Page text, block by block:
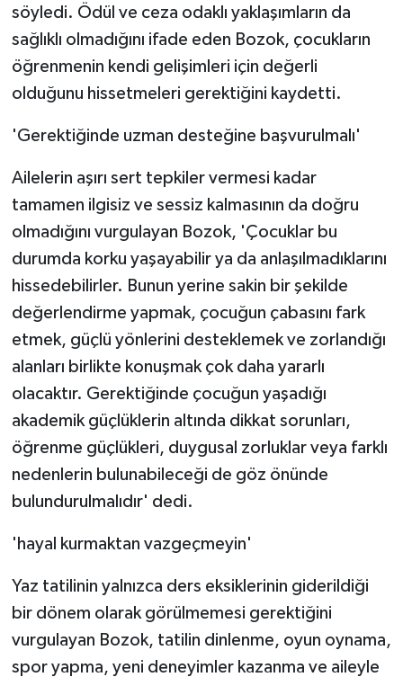
söyledi. Ödül ve ceza odaklı yaklaşımların da
sağlıklı olmadığını ifade eden Bozok, çocukların
öğrenmenin kendi gelişimleri için değerli
olduğunu hissetmeleri gerektiğini kaydetti.
'Gerektiğinde uzman desteğine başvurulmalı'
Ailelerin aşırı sert tepkiler vermesi kadar
tamamen ilgisiz ve sessiz kalmasının da doğru
olmadığını vurgulayan Bozok, 'Çocuklar bu
durumda korku yaşayabilir ya da anlaşılmadıklarını
hissedebilirler. Bunun yerine sakin bir şekilde
değerlendirme yapmak, çocuğun çabasını fark
etmek, güçlü yönlerini desteklemek ve zorlandığı
alanları birlikte konuşmak çok daha yararlı
olacaktır. Gerektiğinde çocuğun yaşadığı
akademik güçlüklerin altında dikkat sorunları,
öğrenme güçlükleri, duygusal zorluklar veya farklı
nedenlerin bulunabileceği de göz önünde
bulundurulmalıdır' dedi.
'hayal kurmaktan vazgeçmeyin'
Yaz tatilinin yalnızca ders eksiklerinin giderildiği
bir dönem olarak görülmemesi gerektiğini
vurgulayan Bozok, tatilin dinlenme, oyun oynama,
spor yapma, yeni deneyimler kazanma ve aileyle